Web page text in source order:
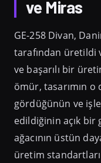
ve Miras
GE-258 Divan,
tarafından üretildi
ve başarılı bir
ömür, tasarımın
gördüğünün ve
edildiğinin açık bir
ağacının üstün
üretim